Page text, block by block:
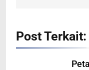
Post Terkait: